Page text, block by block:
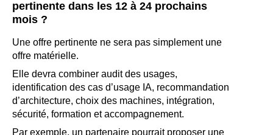
pertinente dans les 12 à 24 prochains
mois ?
Une offre pertinente ne sera pas simplement une
offre matérielle.
Elle devra combiner audit des usages,
identification des cas d’usage IA, recommandation
d’architecture, choix des machines, intégration,
sécurité, formation et accompagnement.
Par exemple, un partenaire pourrait proposer une